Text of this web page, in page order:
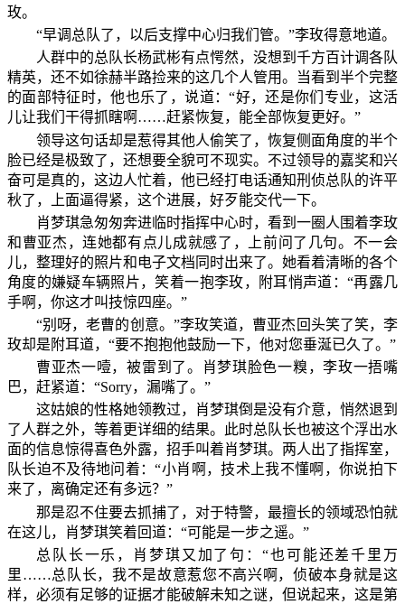
玫。
“早调总队了，以后支撑中心归我们管。”李玫得意地道。
人群中的总队长杨武彬有点愕然，没想到千方百计调各队
精英，还不如徐赫半路捡来的这几个人管用。当看到半个完整
的面部特征时，他也乐了，说道：“好，还是你们专业，这活
儿让我们干得抓瞎啊……赶紧恢复，能全部恢复更好。”
领导这句话却是惹得其他人偷笑了，恢复侧面角度的半个
脸已经是极致了，还想要全貌可不现实。不过领导的嘉奖和兴
奋可是真的，这边人忙着，他已经打电话通知刑侦总队的许平
秋了，上面逼得紧，这个进展，好歹能交代一下。
肖梦琪急匆匆奔进临时指挥中心时，看到一圈人围着李玫
和曹亚杰，连她都有点儿成就感了，上前问了几句。不一会
儿，整理好的照片和电子文档同时出来了。她看着清晰的各个
角度的嫌疑车辆照片，笑着一抱李玫，附耳悄声道：“再露几
手啊，你这才叫技惊四座。”
“别呀，老曹的创意。”李玫笑道，曹亚杰回头笑了笑，李
玫却是附耳道，“要不抱抱他鼓励一下，他对您垂涎已久了。”
曹亚杰一噎，被雷到了。肖梦琪脸色一糗，李玫一捂嘴
巴，赶紧道：“Sorry，漏嘴了。”
这姑娘的性格她领教过，肖梦琪倒是没有介意，悄然退到
了人群之外，等着更详细的结果。此时总队长也被这个浮出水
面的信息惊得喜色外露，招手叫着肖梦琪。两人出了指挥室，
队长迫不及待地问着：“小肖啊，技术上我不懂啊，你说拍下
来了，离确定还有多远？”
那是忍不住要去抓捕了，对于特警，最擅长的领域恐怕就
在这儿，肖梦琪笑着回道：“可能是一步之遥。”
总队长一乐，肖梦琪又加了句：“也可能还差千里万
里……总队长，我不是故意惹您不高兴啊，侦破本身就是这
样，必须有足够的证据才能破解未知之谜，但说起来，这是第